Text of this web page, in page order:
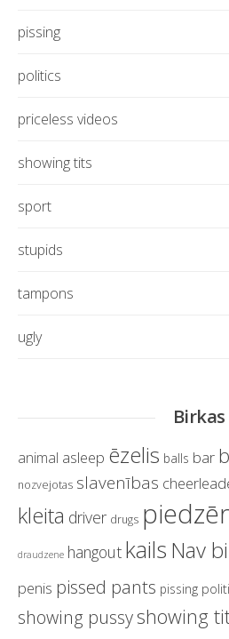
pissing
politics
priceless videos
showing tits
sport
stupids
tampons
ugly
Birkas
animal asleep ēzelis balls bar
nozvejotas slavenības
kleita driver drugs
draudzene hangout kails Nav
penis pissed pants pissing
showing pussyshowing